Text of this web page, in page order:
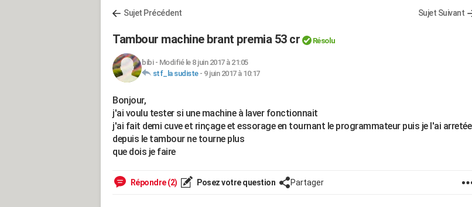
Sujet Précédent Sujet Suivant
Tambour machine brant premia 53 cr Résolu
bibi- Modifié le 8 juin 2017 à 21:05
stf_la sudiste- 9 juin 2017 à 10:17
Bonjour,
j'ai voulu tester si une machine à laver fonctionnait
j'ai fait demi cuve et rinçage et essorage en tournant le programmateur puis je l'ai arretée
depuis le tambour ne tourne plus
que dois je faire
Répondre (2) Posez votre question Partager